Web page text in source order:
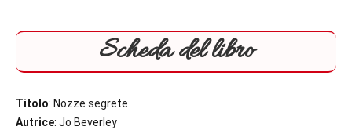
Scheda del libro
Titolo: Nozze segrete
Autrice: Jo Beverley